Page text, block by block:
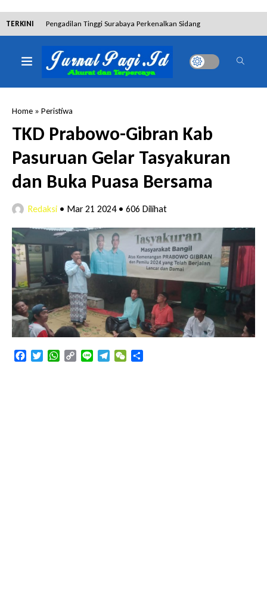
TERKINI Pengadilan Tinggi Surabaya Perkenalkan Sidang
Elektronik dan Sosialisasikan Ketentuan Baru KUHAP
Dibantah Terdakwa Ranto Hensa, Salim Himawan
Terpidana Penipuan 10 Miliar
Lakukan Pencurian dengan Pemberatan,
Muhammad Syifa Dihukum 4 Bulan Penjara
RSUD Bangil Raih Penghargaan Internasional WSO,
Perkuat Layanan Code Stroke Lewat Webinar
Hakim Sebut Saksi Beruntung Tak Terseret Perkara
Angkutan Bawang Bombay Tak Sesuai Dokumen
Home » Peristiwa
TKD Prabowo-Gibran Kab
Pasuruan Gelar Tasyakuran
dan Buka Puasa Bersama
Redaksi • Mar 21 2024• 606 Dilihat
FacebookTwitterWhatsApp
Copy
Line TelegramWeChat